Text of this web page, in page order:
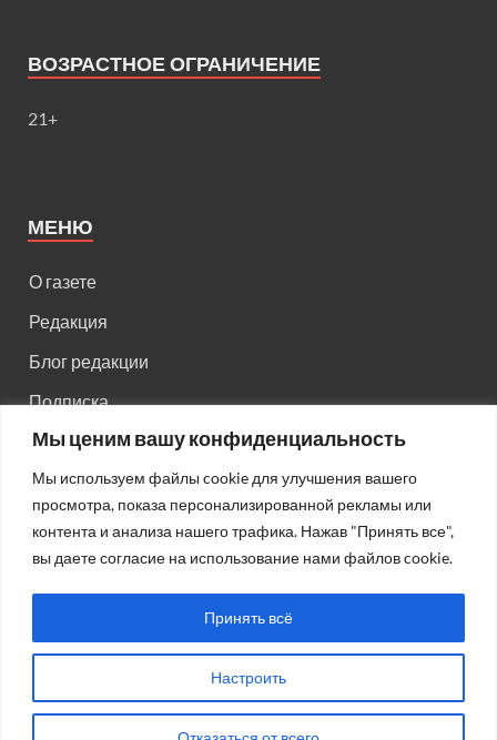
Мы ценим вашу конфиденциальность
Мы используем файлы cookie для улучшения вашего
просмотра, показа персонализированной рекламы или
контента и анализа нашего трафика. Нажав "Принять все",
вы даете согласие на использование нами файлов cookie.
Настроить
Принять всё
ВОЗРАСТНОЕ ОГРАНИЧЕНИЕ
21+
МЕНЮ
О газете
Редакция
Блог редакции
Подписка
Правила поведения на сайте
Реклама
Старый HTML сайт
Авторсие права: © 2026Газета "Советская Россия".